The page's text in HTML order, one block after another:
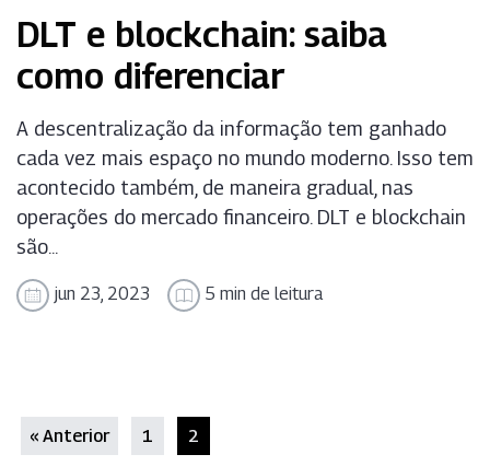
DLT e blockchain: saiba
como diferenciar
A descentralização da informação tem ganhado
cada vez mais espaço no mundo moderno. Isso tem
acontecido também, de maneira gradual, nas
operações do mercado financeiro. DLT e blockchain
são...
jun 23, 2023 5 min de leitura
« Anterior 1 2